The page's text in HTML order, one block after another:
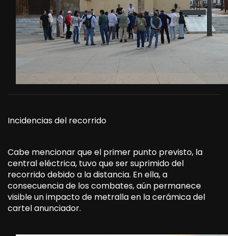
Incidencias del recorrido
Cabe mencionar que el primer punto previsto, la
central eléctrica, tuvo que ser suprimido del
recorrido debido a la distancia. En ella, a
consecuencia de los combates, aún permanece
visible un impacto de metralla en la cerámica del
cartel anunciador.